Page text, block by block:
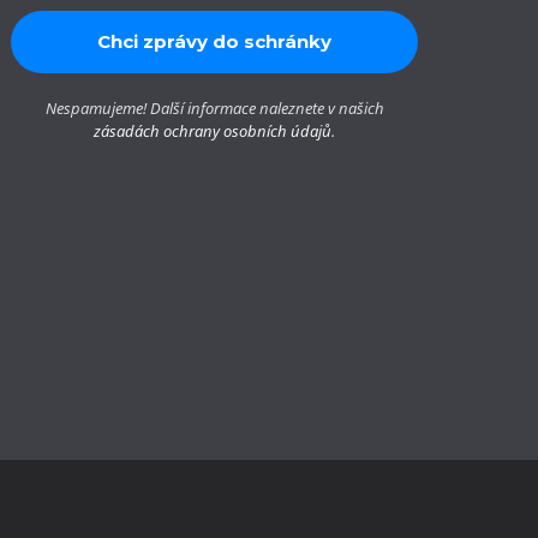
Nespamujeme! Další informace naleznete v našich
zásadách ochrany osobních údajů.